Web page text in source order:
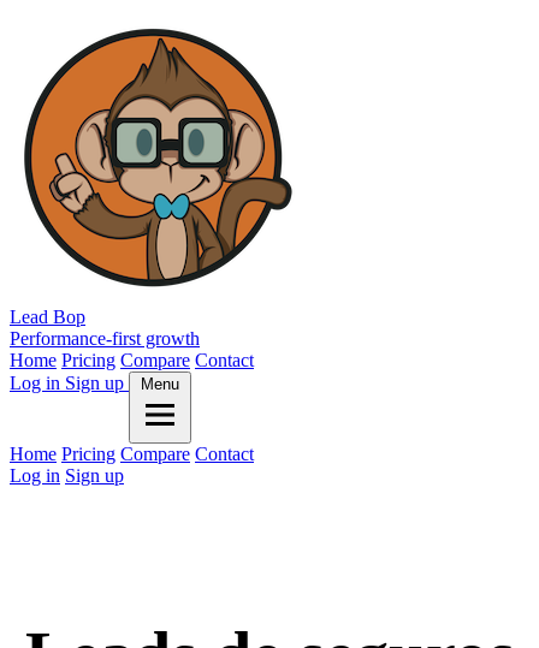
Lead Bop
Performance-first growth
Home Pricing Compare Contact
Log in Sign up Menu
Home Pricing Compare Contact
Log in Sign up